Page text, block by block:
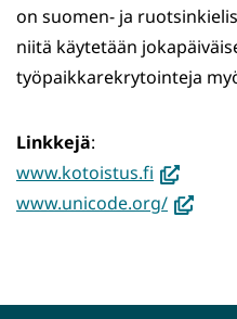
on suomen- ja
niitä käytetään
työpaikkarekrytointeja
Linkkejä:
www.kotoistus.fi (avautuu
uuteen
www.unicode.org/(avautuu